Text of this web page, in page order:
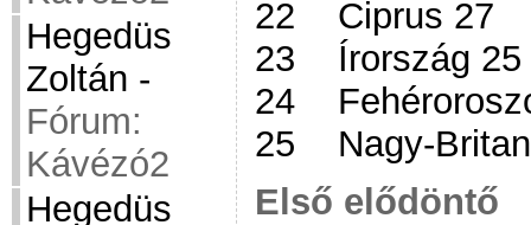
Hegedüs
Zoltán -
Fórum:
Kávézó2
Hegedüs
22 Ciprus 27
23 Írország 25
24
25 Nagy-
Első elődöntő